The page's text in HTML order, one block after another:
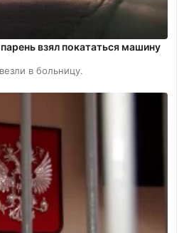
взял покататься машину
в больницу.